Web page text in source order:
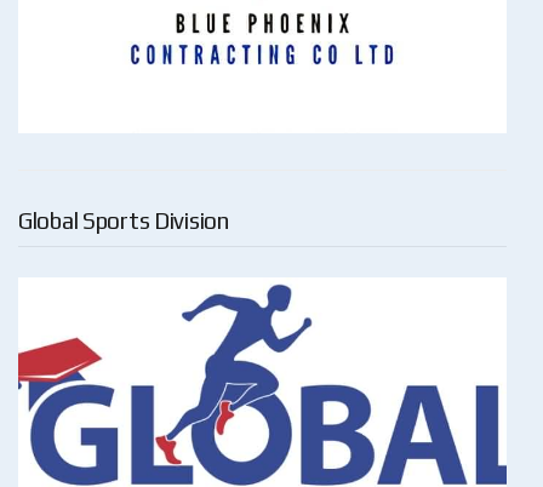
Global Sports Division